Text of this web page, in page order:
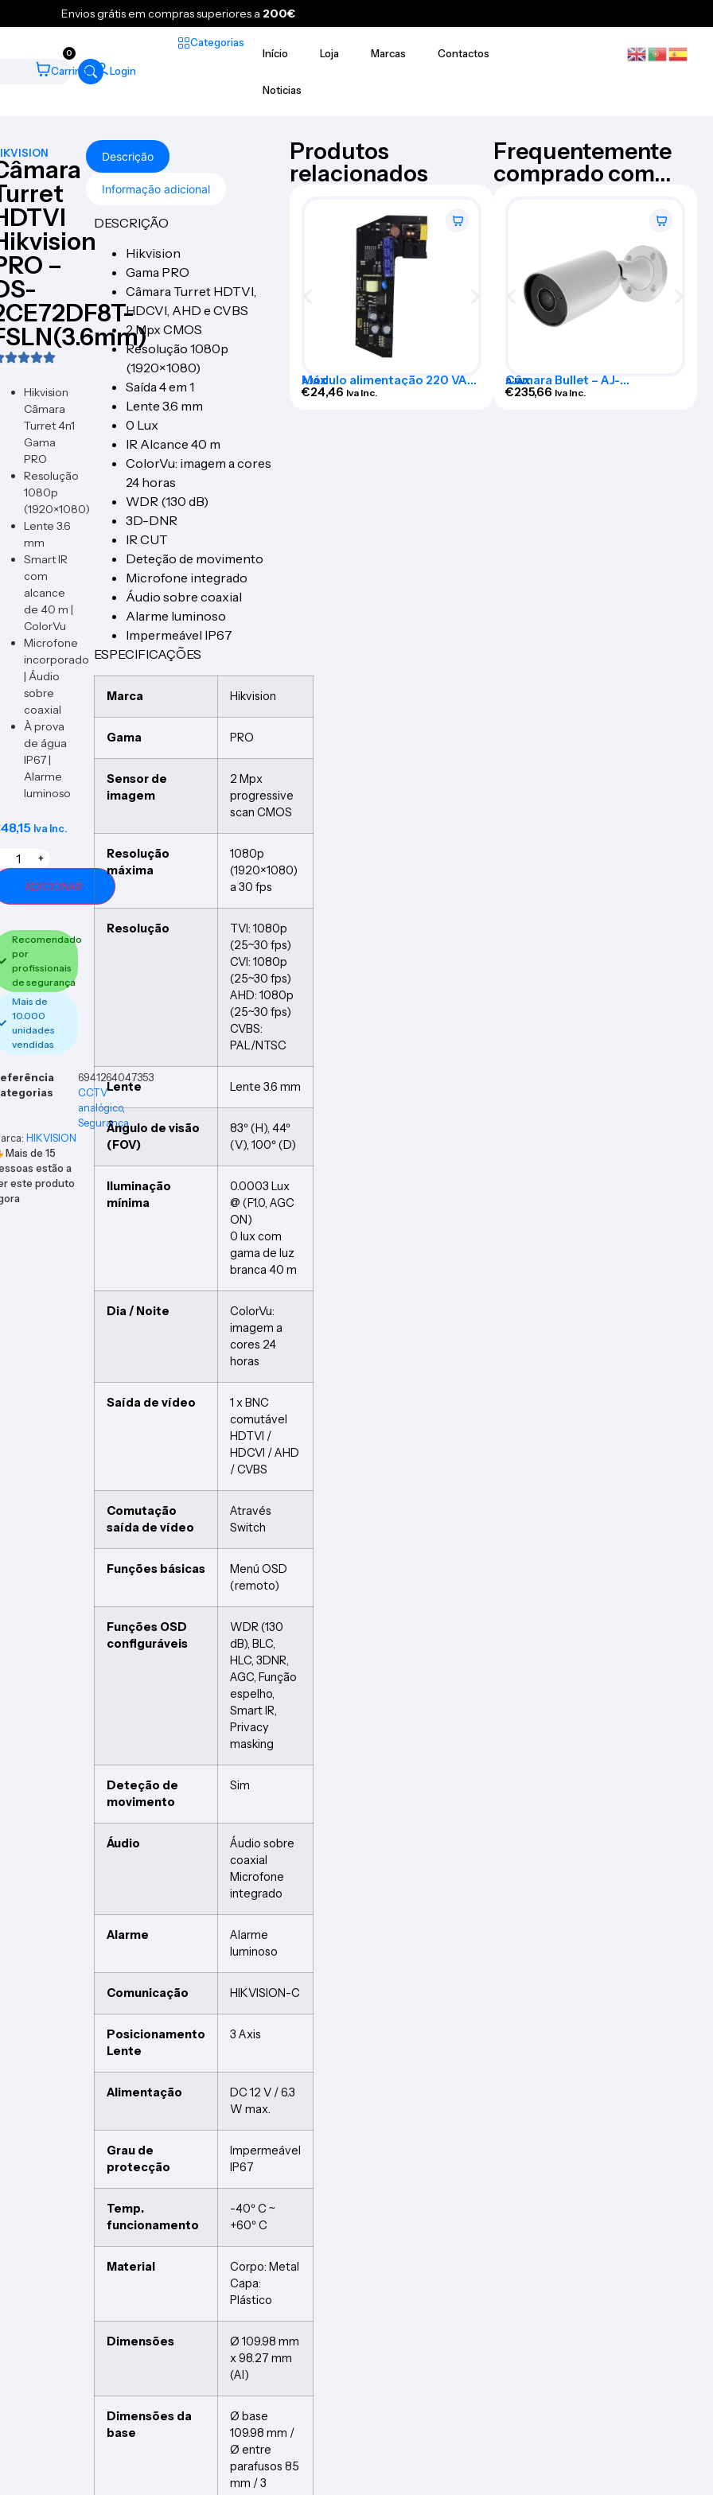
Envios grátis em compras superiores a 200€
0
Carrinho Login
Categorias
Início
Loja Marcas Contactos
Noticias
–
Hikvision
Câmara
Turret 4n1
Gama
PRO
Resolução
1080p
(1920×1080)
Lente 3.6
mm
Smart IR
com
alcance
de 40 m |
ColorVu
Microfone
incorporado
| Áudio
sobre
coaxial
À prova
de água
IP67 |
Alarme
luminoso
48,15 Iva Inc.
+
ADICIONAR
Recomendado
por
profissionais
de segurança
Mais de
10.000
unidades
vendidas
6941264047353
CCTV
analógico,
Segurança
HIKVISION
Mais de15
estão a
este produto
Descrição
Informação adicional
DESCRIÇÃO
Hikvision
Gama PRO
Câmara Turret HDTVI,
HDCVI, AHD e CVBS
2 Mpx CMOS
Resolução 1080p
(1920×1080)
Saída 4 em 1
Lente 3.6 mm
0 Lux
IR Alcance 40 m
ColorVu: imagem a cores
24 horas
WDR (130 dB)
3D-DNR
IR CUT
Deteção de movimento
Microfone integrado
Áudio sobre coaxial
Alarme luminoso
Impermeável IP67
ESPECIFICAÇÕES
Marca Hikvision
Gama PRO
Sensor de
imagem
2 Mpx
progressive
scan CMOS
Resolução
máxima
1080p
(1920×1080)
a 30 fps
Resolução
TVI: 1080p
(25~30 fps)
CVI: 1080p
(25~30 fps)
AHD: 1080p
(25~30 fps)
CVBS:
PAL/NTSC
Lente Lente 3.6 mm
Ângulo de visão
(FOV)
83º (H), 44º
(V), 100º (D)
Iluminação
mínima
0.0003 Lux
@ (F1.0, AGC
ON)
0 lux com
gama de luz
branca 40 m
Dia / Noite
ColorVu:
imagem a
cores 24
horas
Saída de vídeo
1 x BNC
comutável
HDTVI /
HDCVI / AHD
/ CVBS
Comutação
saída de vídeo
Através
Switch
Funções básicas
Menú OSD
(remoto)
Funções OSD
configuráveis
WDR (130
dB), BLC,
HLC, 3DNR,
AGC, Função
espelho,
Smart IR,
Privacy
masking
Deteção de
movimento
Sim
Áudio
Áudio sobre
coaxial
Microfone
integrado
Alarme
Alarme
luminoso
Comunicação HIKVISION-C
Posicionamento
Lente
3 Axis
Alimentação
DC 12 V / 6.3
W max.
Grau de
protecção
Impermeável
IP67
Temp.
funcionamento
-40º C ~
+60º C
Material
Corpo: Metal
Capa:
Plástico
Dimensões
Ø 109.98 mm
x 98.27 mm
(Al)
Dimensões da
base
Ø base
109.98 mm /
Ø entre
parafusos 85
mm / 3
Produtos
relacionados
AJAX
Módulo alimentação 220 VAC
para Ajax Hub, Hub Plus e ReX
– AJ-AC220V-PCB1
€24,46 Iva Inc.
Câmara Bullet – AJ-
BULLETCAM-5-B
Iva Inc.
Frequentemente
comprado com...
AJAX
Câmara Bullet – AJ-
BULLETCAM-8-W
€235,66 Iva Inc.